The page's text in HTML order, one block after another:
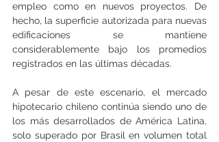
empleo como en nuevos proyectos. De
hecho, la superficie autorizada para nuevas
edificaciones se mantiene
considerablemente bajo los promedios
registrados en las últimas décadas.
A pesar de este escenario, el mercado
hipotecario chileno continúa siendo uno de
los más desarrollados de América Latina,
solo superado por Brasil en volumen total